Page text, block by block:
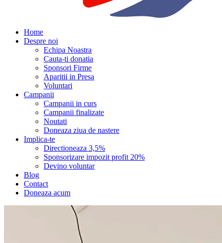
Home
Despre noi
Echipa Noastra
Cauta-ti donatia
Sponsori Firme
Aparitii in Presa
Voluntari
Campanii
Campanii in curs
Campanii finalizate
Noutati
Doneaza ziua de nastere
Implica-te
Directioneaza 3,5%
Sponsorizare impozit profit 20%
Devino voluntar
Blog
Contact
Doneaza acum